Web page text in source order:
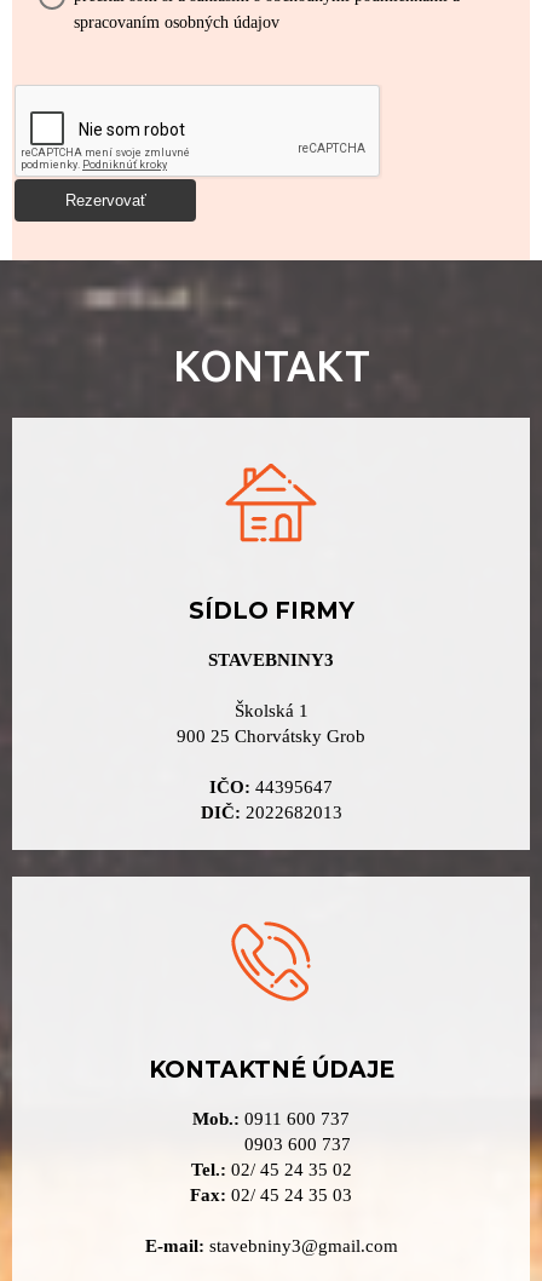
spracovaním osobných údajov
KONTAKT
SÍDLO FIRMY
STAVEBNINY3
Školská 1
900 25 Chorvátsky Grob
IČO: 44395647
DIČ: 2022682013
KONTAKTNÉ ÚDAJE
Mob.: 0911 600 737
0903 600 737
Tel.: 02/ 45 24 35 02
Fax: 02/ 45 24 35 03
E-mail: stavebniny3@gmail.com